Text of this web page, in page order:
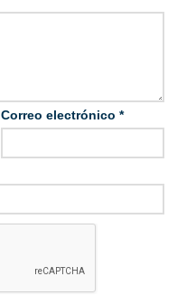
Correo electrónico *